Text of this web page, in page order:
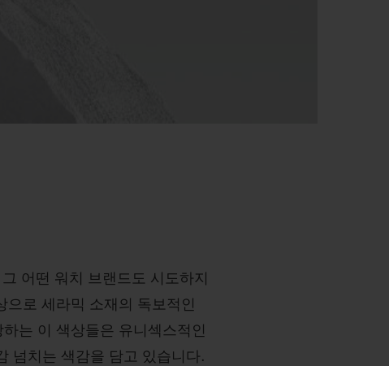
어떤 워치 브랜드도 시도하지
로 세라믹 소재의 독보적인
는 이 색상들은 유니섹스적인
넘치는 색감을 담고 있습니다.